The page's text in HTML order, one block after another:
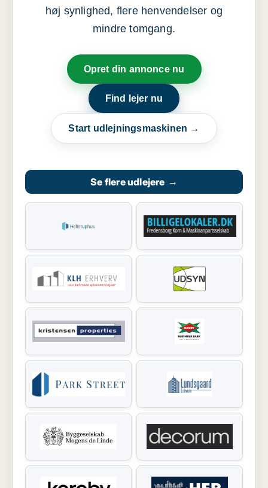
høj synlighed, flere henvendelser og
mindre tomgang.
Opret din annonce nu
Find lejer nu
Start udlejningsmaskinen →
Se flere udlejere →